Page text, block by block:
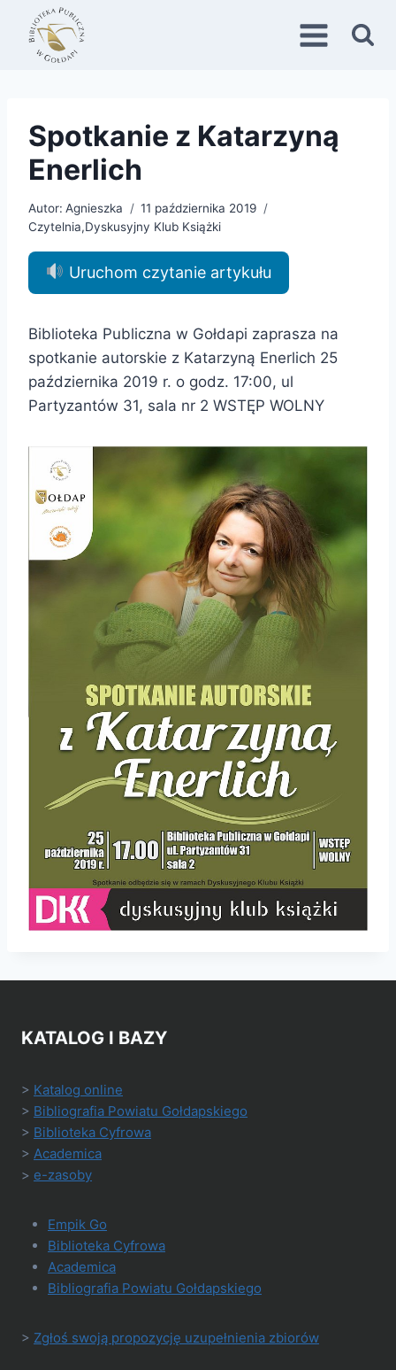
Przejdź
treści
Spotkanie z Katarzyną
Enerlich
Autor: Agnieszka
11 października 2019
Czytelnia,Dyskusyjny Klub Książki
Uruchom czytanie artykułu
Biblioteka Publiczna w Gołdapi zaprasza na
spotkanie autorskie z Katarzyną Enerlich 25
października 2019 r. o godz. 17:00, ul
Partyzantów 31, sala nr 2 WSTĘP WOLNY
KATALOG I BAZY
> Katalog online
> Bibliografia Powiatu Gołdapskiego
> Biblioteka Cyfrowa
> Academica
> e-zasoby
Empik Go
Biblioteka Cyfrowa
Academica
Bibliografia Powiatu Gołdapskiego
> Zgłoś swoją propozycję uzupełnienia zbiorów